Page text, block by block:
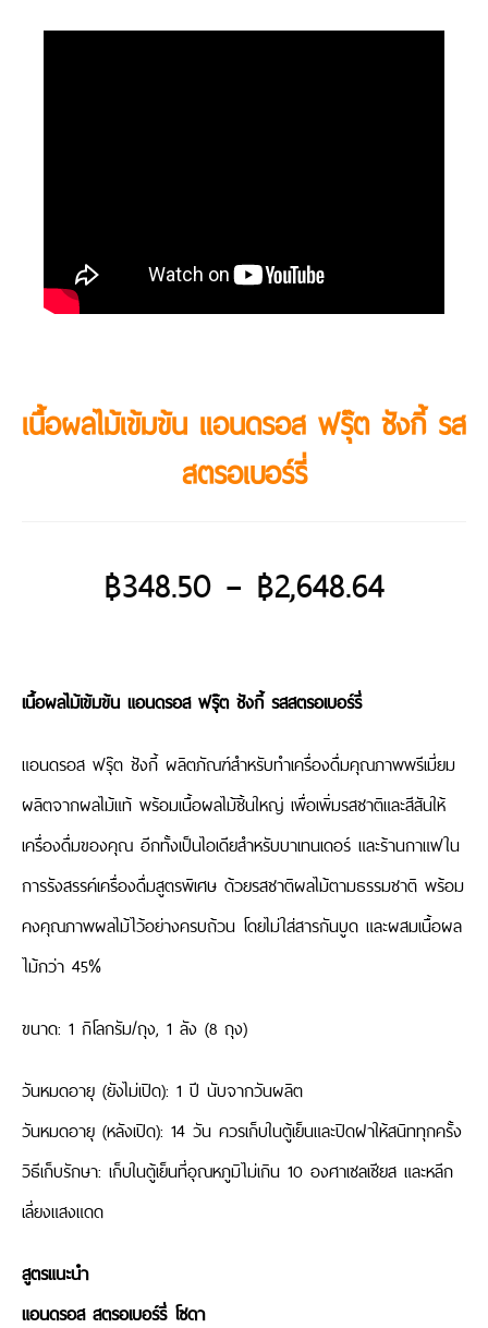
เนื้อผลไม้เข้มข้น แอนดรอส ฟรุ๊ต ชังกี้ รส
สตรอเบอร์รี่
฿348.50 – ฿2,648.64
เนื้อผลไม้เข้มข้น แอนดรอส ฟรุ๊ต ชังกี้ รสสตรอเบอร์รี่
แอนดรอส ฟรุ๊ต ชังกี้ ผลิตภัณฑ์สำหรับทำเครื่องดื่มคุณภาพพรีเมี่ยม
ผลิตจากผลไม้แท้ พร้อมเนื้อผลไม้ชิ้นใหญ่ เพื่อเพิ่มรสชาติและสีสันให้
เครื่องดื่มของคุณ อีกทั้งเป็นไอเดียสำหรับบาเทนเดอร์ และร้านกาแฟใน
การรังสรรค์เครื่องดื่มสูตรพิเศษ ด้วยรสชาติผลไม้ตามธรรมชาติ พร้อม
คงคุณภาพผลไม้ไว้อย่างครบถ้วน โดยไม่ใส่สารกันบูด และผสมเนื้อผล
ไม้กว่า 45%
ขนาด: 1 กิโลกรัม/ถุง, 1 ลัง (8 ถุง)
วันหมดอายุ (ยังไม่เปิด): 1 ปี นับจากวันผลิต
วันหมดอายุ (หลังเปิด): 14 วัน ควรเก็บในตู้เย็นและปิดฝาให้สนิททุกครั้ง
วิธีเก็บรักษา: เก็บในตู้เย็นที่อุณหภูมิไม่เกิน 10 องศาเซลเซียส และหลีก
เลี่ยงแสงแดด
สูตรแนะนำ
แอนดรอส สตรอเบอร์รี่ โซดา